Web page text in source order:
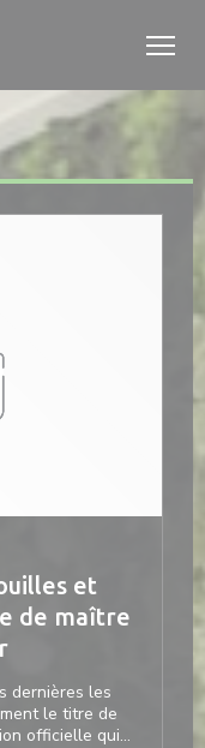
et
de maître
dernières les
le titre de
officielle qui